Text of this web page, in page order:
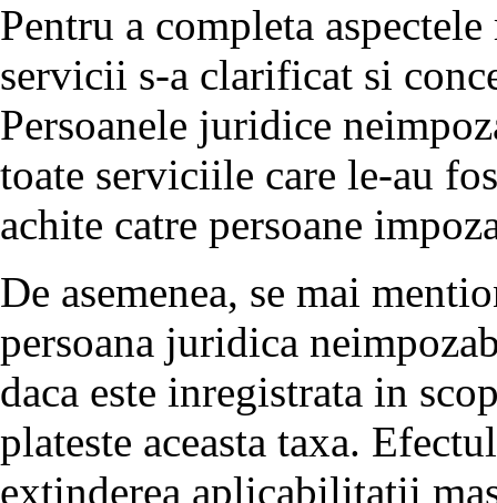
Pentru a completa
servicii s-a clarificat si
Persoanele juridice
toate serviciile care le-au
achite catre persoane
De asemenea, se mai
persoana juridica
daca este inregistrata in
plateste aceasta taxa.
extinderea aplicabilitatii